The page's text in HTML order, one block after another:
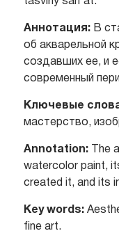
Аннотация:В
об акварельной
создавших ее, и
современный
Ключевые
мастерство,
Annotation:The
watercolor paint,
created it, and its
Key words:
fine art.